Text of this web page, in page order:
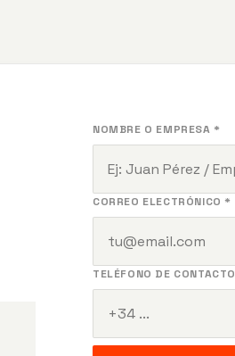
NOMBRE O EMPRESA *
CORREO ELECTRÓNICO *
TELÉFONO DE CONTACTO